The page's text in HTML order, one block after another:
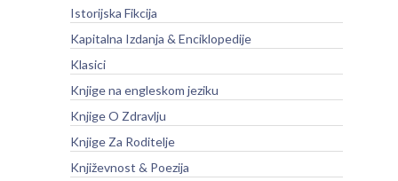
Istorijska Fikcija
Kapitalna Izdanja & Enciklopedije
Klasici
Knjige na engleskom jeziku
Knjige O Zdravlju
Knjige Za Roditelje
Književnost & Poezija